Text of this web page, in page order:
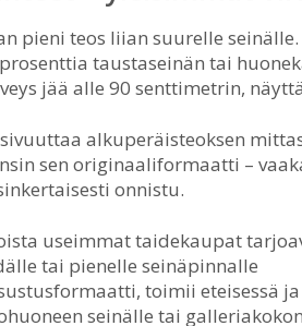
pieni teos liian suurelle
taustaseinän tai
jää alle 90 senttimetrin,
alkuperäisteoksen
sen originaaliformaatti –
onnistu.
useimmat taidekaupat
tai pienelle seinäpinnalle
toimii eteisessä
seinälle tai